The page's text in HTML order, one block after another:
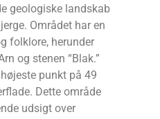
geologiske landskab
Området har en
folklore, herunder
og stenen “Blak.”
punkt på 49
Dette område
udsigt over